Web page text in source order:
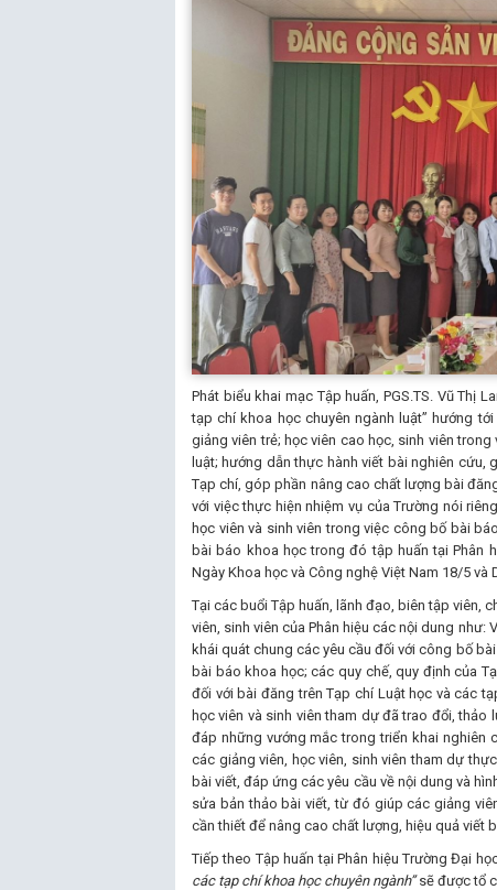
Phát biểu khai mạc Tập huấn, PGS.TS. Vũ Thị
tạp chí khoa học chuyên ngành luật” hướng
giảng viên trẻ; học viên cao học, sinh viên
luật; hướng dẫn thực hành viết bài nghiên
Tạp chí, góp phần nâng cao chất lượng bài
với việc thực hiện nhiệm vụ của Trường nói
học viên và sinh viên trong việc công bố bài
bài báo khoa học trong đó tập huấn tại Phân
Ngày Khoa học và Công nghệ Việt Nam 18/5 và
Tại các buổi Tập huấn, lãnh đạo, biên tập viên,
viên, sinh viên của Phân hiệu các nội dung
khái quát chung các yêu cầu đối với công bố
bài báo khoa học; các quy chế, quy định của
đối với bài đăng trên Tạp chí Luật học và các
học viên và sinh viên tham dự đã trao đổi, thảo
đáp những vướng mắc trong triển khai nghiên
các giảng viên, học viên, sinh viên tham dự
bài viết, đáp ứng các yêu cầu về nội dung và
sửa bản thảo bài viết, từ đó giúp các giảng
cần thiết để nâng cao chất lượng, hiệu quả viết
Tiếp theo Tập huấn tại Phân hiệu Trường Đại
các tạp chí khoa học chuyên ngành”sẽ được tổ